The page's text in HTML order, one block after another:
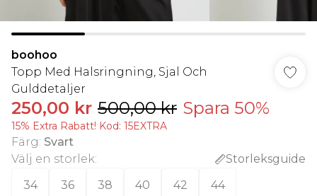
boohoo
Topp Med Halsringning, Sjal Och
Gulddetaljer
250,00 kr 500,00 kr Spara 50%
15% Extra Rabatt! Kod: 15EXTRA
Färg: Svart
Välj en storlek:
Storleksguide
34
36 38 40 42 44